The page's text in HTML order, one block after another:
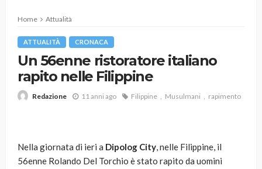
Home Attualità
ATTUALITÀ CRONACA
Un 56enne ristoratore italiano
rapito nelle Filippine
Redazione 11 anni ago Filippine Musulmani rapimento
Nella giornata di ieri a Dipolog City, nelle Filippine, il
56enne Rolando Del Torchio è stato rapito da uomini